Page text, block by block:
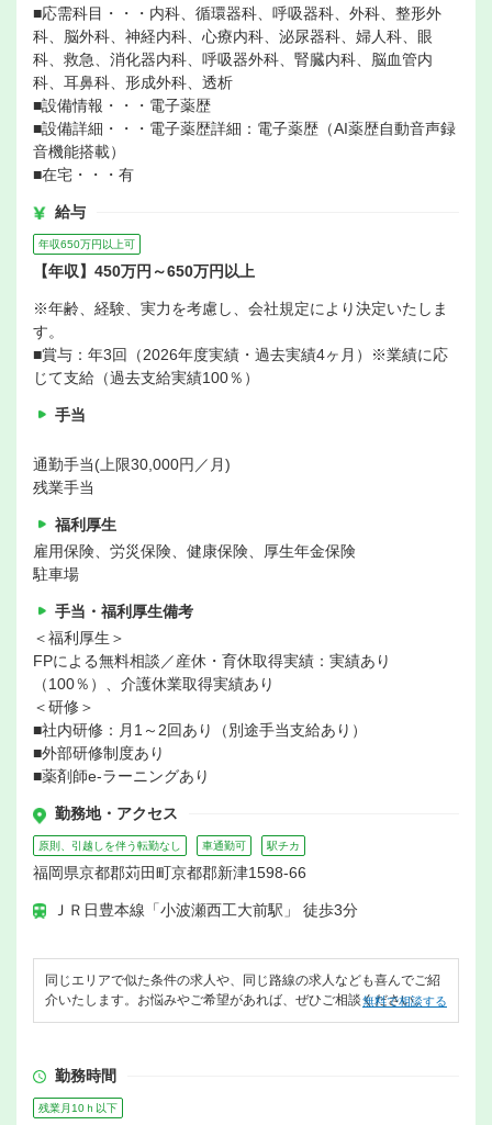
■応需科目・・・内科、循環器科、呼吸器科、外科、整形外
科、脳外科、神経内科、心療内科、泌尿器科、婦人科、眼
科、救急、消化器内科、呼吸器外科、腎臓内科、脳血管内
科、耳鼻科、形成外科、透析
■設備情報・・・電子薬歴
■設備詳細・・・電子薬歴詳細：電子薬歴（AI薬歴自動音声録
音機能搭載）
■在宅・・・有
給与
年収650万円以上可
【年収】450万円～650万円以上
※年齢、経験、実力を考慮し、会社規定により決定いたしま
す。
■賞与：年3回（2026年度実績・過去実績4ヶ月）※業績に応
じて支給（過去支給実績100％）
手当
通勤手当(上限30,000円／月)
残業手当
福利厚生
雇用保険、労災保険、健康保険、厚生年金保険
駐車場
手当・福利厚生備考
＜福利厚生＞
FPによる無料相談／産休・育休取得実績：実績あり
（100％）、介護休業取得実績あり
＜研修＞
■社内研修：月1～2回あり（別途手当支給あり）
■外部研修制度あり
■薬剤師e-ラーニングあり
勤務地・アクセス
原則、引越しを伴う転勤なし 車通勤可 駅チカ
福岡県京都郡苅田町京都郡新津1598-66
ＪＲ日豊本線「小波瀬西工大前駅」 徒歩3分
同じエリアで似た条件の求人や、同じ路線の求人なども喜んでご紹
介いたします。お悩みやご希望があれば、ぜひご相談ください。
無料で相談する
勤務時間
残業月10ｈ以下